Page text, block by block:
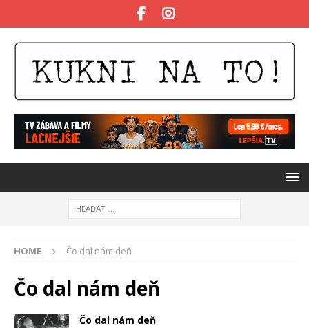
HOME Čo dal nám deň
Čo dal nám deň
Čo dal nám deň